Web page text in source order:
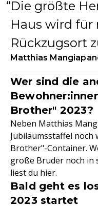
Die größte
Haus wird für
Rückzugsort
Matthias
Wer sind die
Brother" 2023?
Neben Matthias
Jubiläumsstaffel noch
Brother"-Container.
große Bruder noch in
liest du hier.
Bald geht es
2023 startet